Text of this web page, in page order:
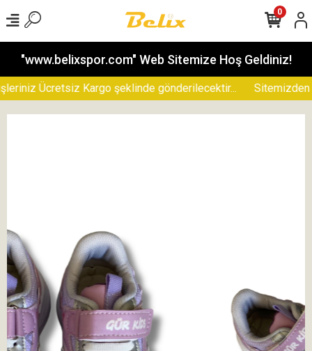
"www.belixspor.com" Web Sitemize Hoş Geldiniz!
Ücretsiz Kargo şeklinde gönderilecektir... Sitemizden
0